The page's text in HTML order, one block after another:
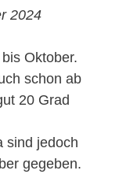
2024
Oktober.
schon ab
20 Grad
sind jedoch
gegeben.